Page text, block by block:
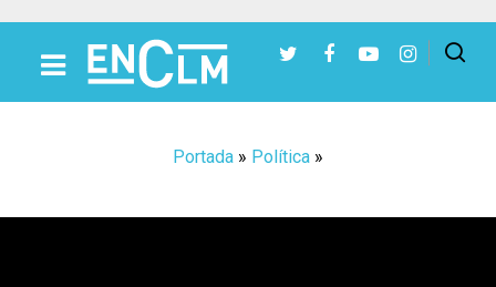
Portada » Política »